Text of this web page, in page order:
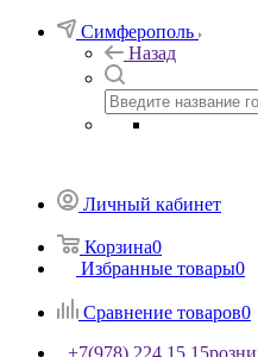
Симферополь
Назад
Личный кабинет
Корзина0
Избранные товары0
Сравнение товаров0
+7(978) 224 15 15